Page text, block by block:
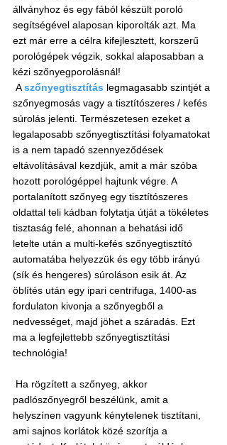
állványhoz és egy fából készült poroló
segítségével alaposan kiporolták azt. Ma
ezt már erre a célra kifejlesztett, korszerű
porológépek végzik, sokkal alaposabban a
kézi szőnyegporolásnál!
A szőnyegtisztítás legmagasabb szintjét a
szőnyegmosás vagy a tisztítószeres / kefés
súrolás jelenti. Természetesen ezeket a
legalaposabb szőnyegtisztítási folyamatokat
is a nem tapadó szennyeződések
eltávolításával kezdjük, amit a már szóba
hozott porológéppel hajtunk végre. A
portalanított szőnyeg egy tisztítószeres
oldattal teli kádban folytatja útját a tökéletes
tisztaság felé, ahonnan a behatási idő
letelte után a multi-kefés szőnyegtisztító
automatába helyezzük és egy több irányú
(sík és hengeres) súroláson esik át. Az
öblítés után egy ipari centrifuga, 1400-as
fordulaton kivonja a szőnyegből a
nedvességet, majd jöhet a száradás. Ezt
ma a legfejlettebb szőnyegtisztítási
technológia!
padlószőnyegről beszélünk, amit a
helyszínen vagyunk kénytelenek tisztítani,
ami sajnos korlátok közé szorítja a